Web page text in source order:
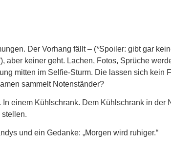
Der Vorhang fällt – (*Spoiler: gibt gar
keiner geht. Lachen, Fotos, Sprüche
mitten im Selfie-Sturm. Die lassen sich kein
sammelt Notenständer?
einem Kühlschrank. Dem Kühlschrank in der
und ein Gedanke: „Morgen wird ruhiger.“